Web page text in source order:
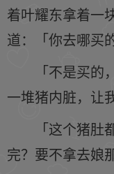
着叶耀东拿着一
道：「你去哪买
「不是买
一堆猪内脏，让
「这个猪
完？要不拿去娘